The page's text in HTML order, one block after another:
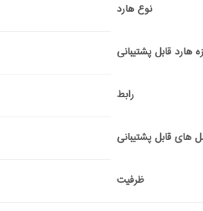
نوع هارد
هارد قابل پشتیبانی
رابط
های قابل پشتیبانی
ظرفیت